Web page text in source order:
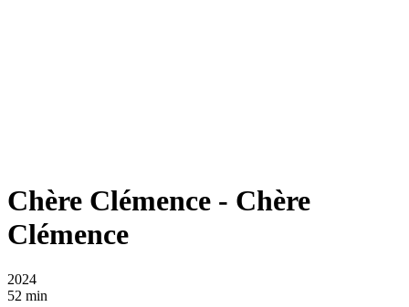
Chère Clémence - Chère
Clémence
2024
52 min